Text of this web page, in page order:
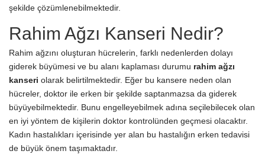
şekilde çözümlenebilmektedir.
Rahim Ağzı Kanseri Nedir?
Rahim ağzını oluşturan hücrelerin, farklı nedenlerden dolayı
giderek büyümesi ve bu alanı kaplaması durumu rahim ağzı
kanseri olarak belirtilmektedir. Eğer bu kansere neden olan
hücreler, doktor ile erken bir şekilde saptanmazsa da giderek
büyüyebilmektedir. Bunu engelleyebilmek adına seçilebilecek olan
en iyi yöntem de kişilerin doktor kontrolünden geçmesi olacaktır.
Kadın hastalıkları içerisinde yer alan bu hastalığın erken tedavisi
de büyük önem taşımaktadır.